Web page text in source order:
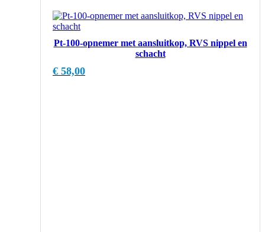
Pt-100-opnemer met aansluitkop, RVS nippel en
schacht
€ 58,00